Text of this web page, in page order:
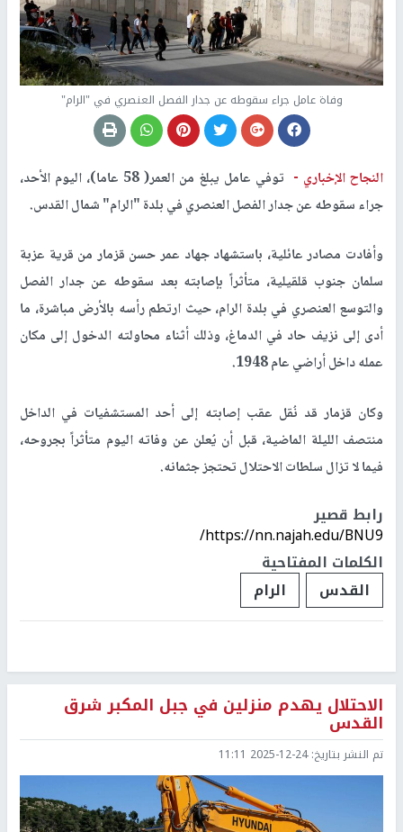
وفاة عامل جراء سقوطه عن جدار الفصل العنصري في "الرام"
النجاح الإخباري -
توفي عامل يبلغ من العمر( 58 عاما)، اليوم الأحد،
جراء سقوطه عن جدار الفصل العنصري في بلدة "الرام" شمال القدس.
وأفادت مصادر عائلية، باستشهاد جهاد عمر حسن قزمار من قرية عزبة
سلمان جنوب قلقيلية، متأثراً بإصابته بعد سقوطه عن جدار الفصل
والتوسع العنصري في بلدة الرام، حيث ارتطم رأسه بالأرض مباشرة، ما
أدى إلى نزيف حاد في الدماغ، وذلك أثناء محاولته الدخول إلى مكان
عمله داخل أراضي عام 1948.
وكان قزمار قد نُقل عقب إصابته إلى أحد المستشفيات في الداخل
منتصف الليلة الماضية، قبل أن يُعلن عن وفاته اليوم متأثراً بجروحه،
فيما لا تزال سلطات الاحتلال تحتجز جثمانه.
رابط قصير
https://nn.najah.edu/BNU9/
الكلمات المفتاحية
القدس
الرام
الاحتلال يهدم منزلين في جبل المكبر شرق
القدس
تم النشر بتاريخ:2025-12-24 11:11